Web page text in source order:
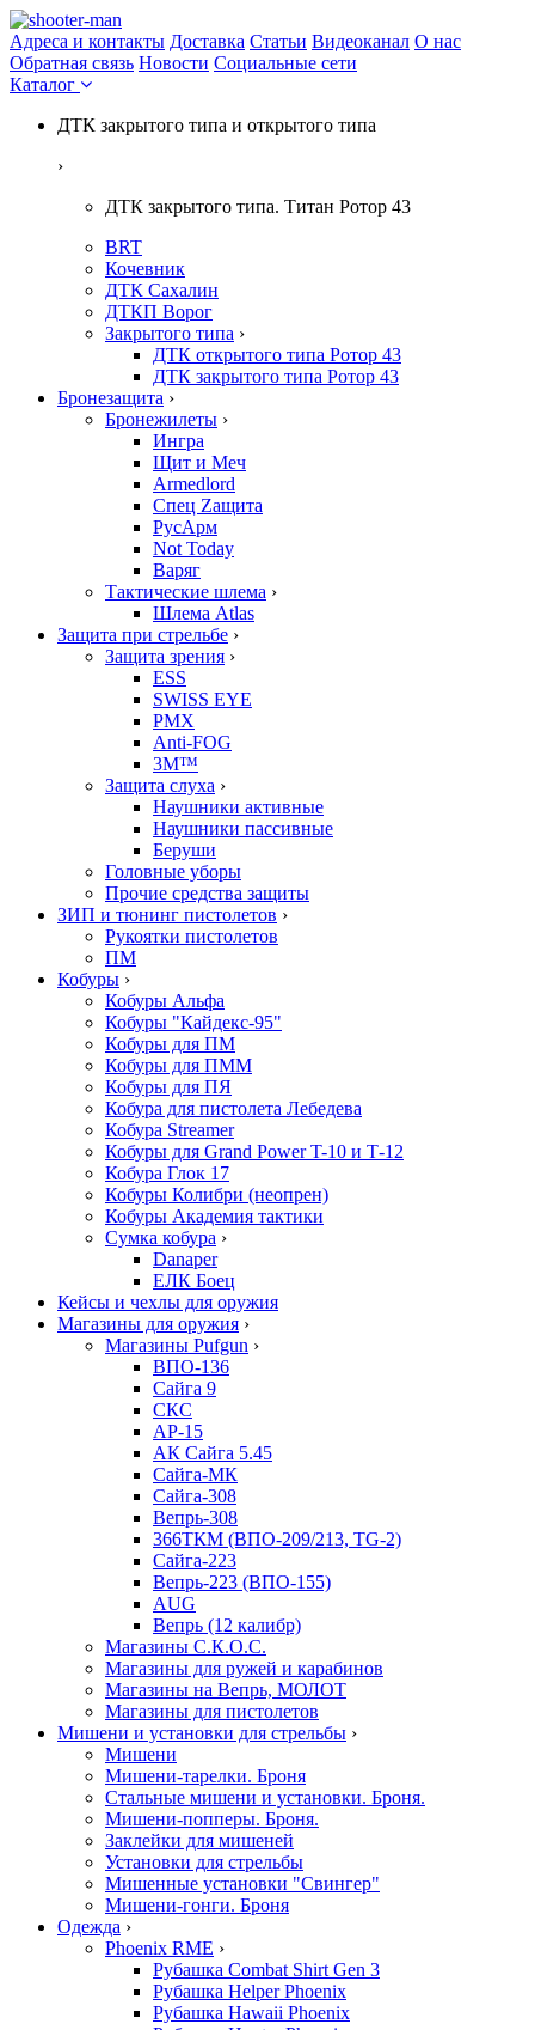
Адреса и контакты Доставка Статьи Видеоканал О нас
Обратная связь Новости Социальные сети
Каталог
ДТК закрытого типа и открытого типа
›
ДТК закрытого типа. Титан Ротор 43
BRT
Кочевник
ДТК Сахалин
ДТКП Ворог
Закрытого типа ›
ДТК открытого типа Ротор 43
ДТК закрытого типа Ротор 43
Бронезащита ›
Бронежилеты ›
Ингра
Щит и Меч
Armedlord
Спец Zащита
РусАрм
Not Today
Варяг
Тактические шлема ›
Шлема Atlas
Защита при стрельбе ›
Защита зрения ›
ESS
SWISS EYE
PMX
Anti-FOG
3M™
Защита слуха ›
Наушники активные
Наушники пассивные
Беруши
Головные уборы
Прочие средства защиты
ЗИП и тюнинг пистолетов ›
Рукоятки пистолетов
ПМ
Кобуры ›
Кобуры Альфа
Кобуры "Кайдекс-95"
Кобуры для ПМ
Кобуры для ПММ
Кобуры для ПЯ
Кобура для пистолета Лебедева
Кобура Streamer
Кобуры для Grand Power T-10 и Т-12
Кобура Глок 17
Кобуры Колибри (неопрен)
Кобуры Академия тактики
Сумка кобура ›
Danaper
ЕЛК Боец
Кейсы и чехлы для оружия
Магазины для оружия ›
Магазины Pufgun ›
ВПО-136
Сайга 9
СКС
АР-15
АК Сайга 5.45
Сайга-МК
Сайга-308
Вепрь-308
366ТКМ (ВПО-209/213, TG-2)
Сайга-223
Вепрь-223 (ВПО-155)
AUG
Вепрь (12 калибр)
Магазины С.К.О.С.
Магазины для ружей и карабинов
Магазины на Вепрь, МОЛОТ
Магазины для пистолетов
Мишени и установки для стрельбы ›
Мишени
Мишени-тарелки. Броня
Стальные мишени и установки. Броня.
Мишени-попперы. Броня.
Заклейки для мишеней
Установки для стрельбы
Мишенные установки "Свингер"
Мишени-гонги. Броня
Одежда ›
Phoenix RME ›
Рубашка Combat Shirt Gen 3
Рубашка Helper Phoenix
Рубашка Hawaii Phoenix